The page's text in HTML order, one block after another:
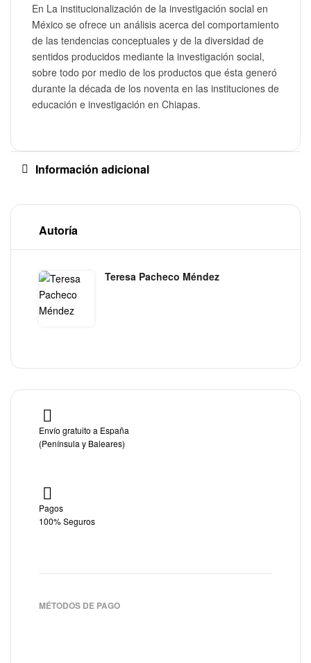
En La institucionalización de la investigación social en
México se ofrece un análisis acerca del comportamiento
de las tendencias conceptuales y de la diversidad de
sentidos producidos mediante la investigación social,
sobre todo por medio de los productos que ésta generó
durante la década de los noventa en las instituciones de
educación e investigación en Chiapas.
Información adicional
Autoría
Teresa Pacheco Méndez
Envío gratuito a España
(Península y Baleares)
Pagos
100% Seguros
MÉTODOS DE PAGO